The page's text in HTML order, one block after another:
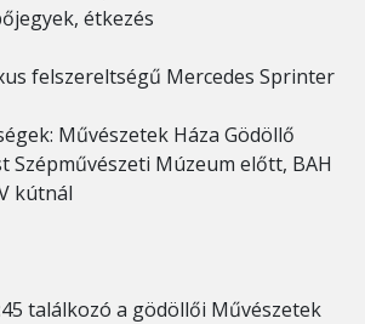
étkezés
felszereltségű Mercedes Sprinter
Művészetek Háza Gödöllő
Szépművészeti Múzeum előtt, BAH
kútnál
találkozó a gödöllői Művészetek